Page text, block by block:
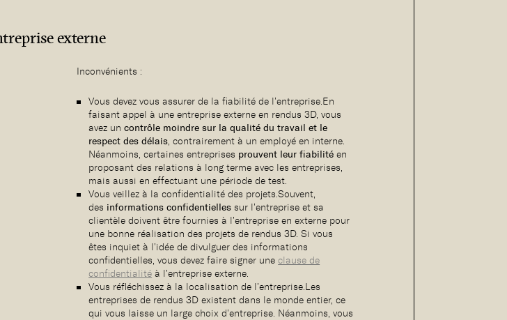
externe
Inconvénients :
Vous devez vous assurer de la fiabilité de l’entreprise.En
faisant appel à une entreprise externe en rendus 3D, vous
avez uncontrôle moindre sur la qualité du travail et le
respect des délais, contrairement à un employé en interne.
Néanmoins, certaines entreprises prouvent leur fiabilité en
proposant des relations à long terme avec les entreprises,
mais aussi en effectuant une période de test.
Vous veillez à la confidentialité des projets.Souvent,
des informations confidentielles sur l’entreprise et sa
clientèle doivent être fournies à l’entreprise en externe pour
une bonne réalisation des projets de rendus 3D. Si vous
êtes inquiet à l’idée de divulguer des informations
confidentielles, vous devez faire signer une clause de
confidentialité à l’entreprise externe.
Vous réfléchissez à la localisation de l’entreprise.Les
entreprises de rendus 3D existent dans le monde entier, ce
qui vous laisse un large choix d’entreprise. Néanmoins, vous